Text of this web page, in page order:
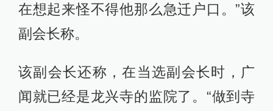
在想起来怪不得他那么急迁户口。”该
副会长称。
该副会长还称，在当选副会长时，广
闻就已经是龙兴寺的监院了。“做到寺